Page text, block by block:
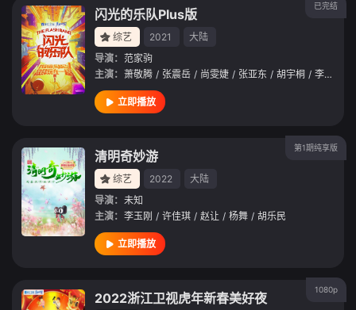
已完结
闪光的乐队Plus版
综艺 2021
大陆
导演： 范家驹
主演： 萧敬腾 / 张震岳 / 尚雯婕 / 张亚东 / 胡宇桐 / 李润祺
立即播放
第1期纯享版
清明奇妙游
综艺 2022
大陆
导演： 未知
主演： 李玉刚 / 许佳琪 / 赵让 / 杨舞 / 胡乐民
立即播放
1080p
2022浙江卫视虎年新春美好夜